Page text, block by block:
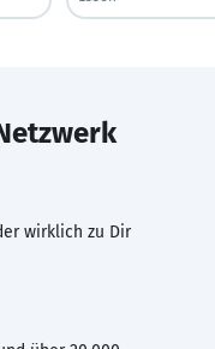
wirklich zu Dir